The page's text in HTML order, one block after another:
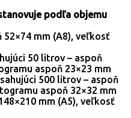
podľa objemu
52×74 mm (A8), veľkosť
50 litrov – aspoň
aspoň 23×23 mm
500 litrov – aspoň
aspoň 32×32 mm
mm (A5), veľkosť